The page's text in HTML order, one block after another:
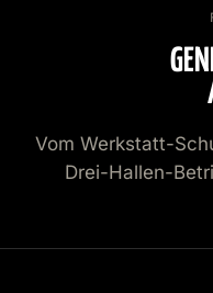
Vom Werkstatt-
Drei-Hallen-